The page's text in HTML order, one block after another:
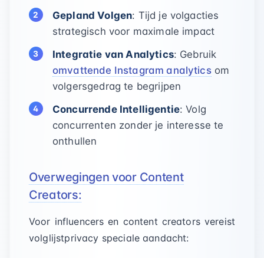
Gepland Volgen: Tijd je volgacties
strategisch voor maximale impact
Integratie van Analytics: Gebruik
omvattende Instagram analyticsom
volgersgedrag te begrijpen
Concurrende Intelligentie: Volg
concurrenten zonder je interesse te
onthullen
Overwegingen voor Content
Creators:
Voor influencers en content creators vereist
volglijstprivacy speciale aandacht: